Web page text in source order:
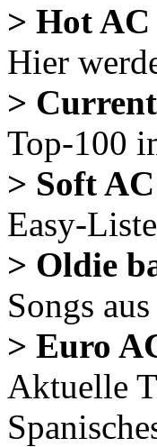
> Hot AC
Hier
>
Top-100
> Soft AC
Easy-
> Oldie
Songs
> Euro
Aktuelle